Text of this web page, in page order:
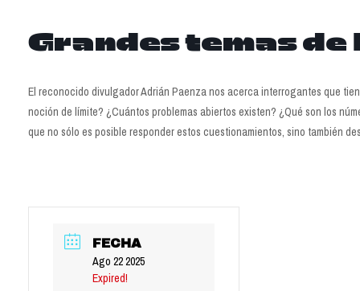
Grandes temas
El reconocido divulgador Adrián Paenza nos acerca interrogantes que
noción de límite? ¿Cuántos problemas abiertos existen? ¿Qué son los
que no sólo es posible responder estos cuestionamientos, sino también
FECHA
Ago 22 2025
Expired!